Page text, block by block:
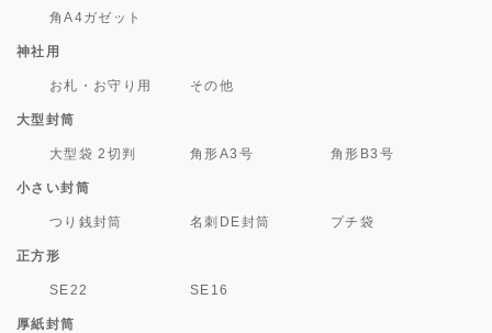
角A4ガゼット
神社用
お札・お守り用 その他
大型封筒
大型袋 2切判 角形A3号 角形B3号
小さい封筒
つり銭封筒 名刺DE封筒 プチ袋
正方形
SE22 SE16
厚紙封筒